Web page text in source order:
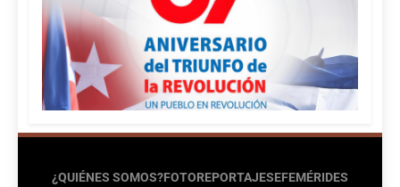
¿QUIÉNES SOMOS?FOTOREPORTAJESEFEMÉRIDES